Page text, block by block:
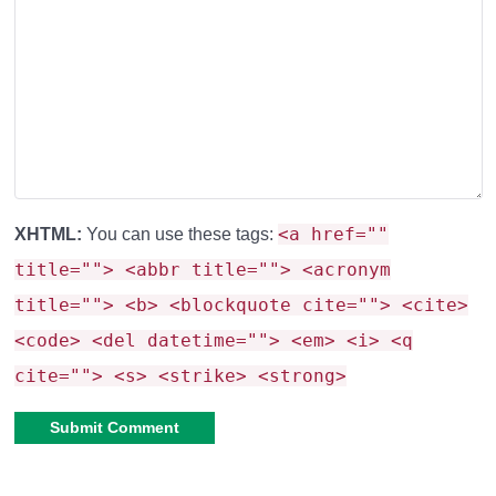
XHTML: You can use these tags: <a href=""
title=""> <abbr title=""> <acronym
title=""> <b> <blockquote cite=""> <cite>
<code> <del datetime=""> <em> <i> <q
cite=""> <s> <strike> <strong>